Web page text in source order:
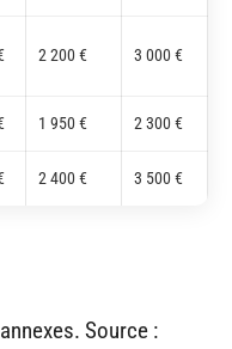
2 200 € 3 000 €
1 950 € 2 300 €
2 400 € 3 500 €
Source :